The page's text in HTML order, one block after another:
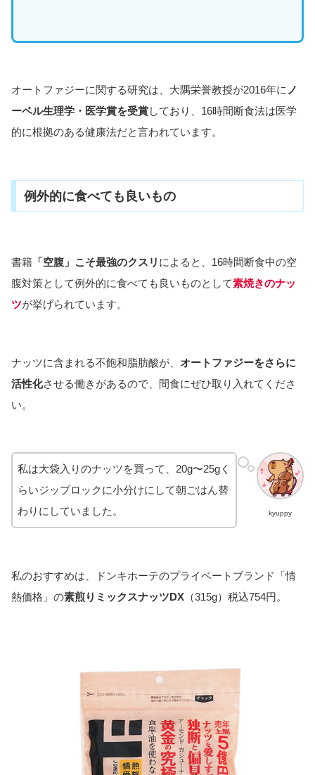
オートファジーに関する研究は、大隅栄誉教授が2016年に ノ
ーベル生理学・医学賞を受賞しており、16時間断食法は医学
的に根拠のある健康法だと言われています。
例外的に食べても良いもの
書籍 「空腹」こそ最強のクスリ によると、16時間断食中の空
腹対策として例外的に食べても良いものとして素焼きのナッ
ツが挙げられています。
ナッツに含まれる不飽和脂肪酸が、 オートファジーをさらに
活性化させる働きがあるので、間食にぜひ取り入れてくださ
い。
kyuppy
私は大袋入りのナッツを買って、20g〜25gく
らいジップロックに小分けにして朝ごはん替
わりにしていました。
私のおすすめは、ドンキホーテのプライベートブランド「情
熱価格」の素煎りミックスナッツDX （315g）税込754円。